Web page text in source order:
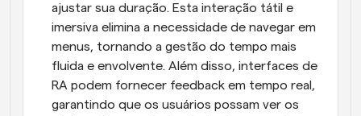
ajustar sua duração. Esta interação tátil e
imersiva elimina a necessidade de navegar em
menus, tornando a gestão do tempo mais
fluida e envolvente. Além disso, interfaces de
RA podem fornecer feedback em tempo real,
garantindo que os usuários possam ver os